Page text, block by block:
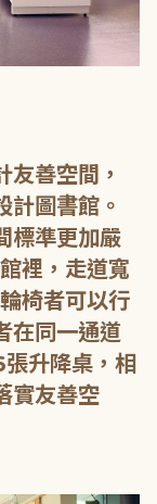
善空間，
計圖書館。
標準更加嚴
裡，走道寬
椅者可以行
在同一通道
升降桌，相
實友善空